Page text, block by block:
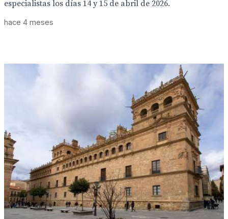
especialistas los días 14 y 15 de abril de 2026.
hace 4 meses